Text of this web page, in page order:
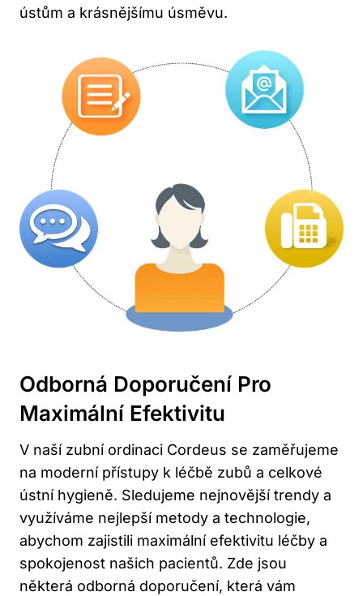
ústům a krásnějšímu úsměvu.
Odborná Doporučení Pro
Maximální Efektivitu
V naší zubní ordinaci Cordeus se zaměřujeme
na moderní přístupy k léčbě zubů a celkové
ústní hygieně. Sledujeme nejnovější trendy a
využíváme nejlepší metody a technologie,
abychom zajistili maximální efektivitu léčby a
spokojenost našich pacientů. Zde jsou
některá odborná doporučení, která vám